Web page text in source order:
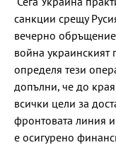
санкции срещу
вечерно
война украинският
определя тези
допълни, че до
всички цели за
фронтовата линия
е осигурено